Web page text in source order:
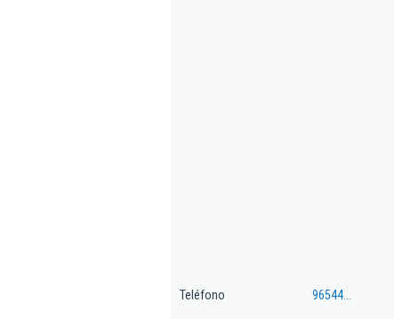
Teléfono 96544...